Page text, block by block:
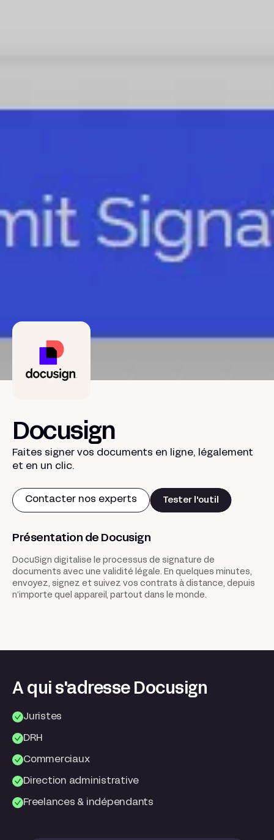
Docusign
Faites signer vos documents en ligne, légalement
et en un clic.
Contacter nos experts Tester l'outil
Présentation de Docusign
DocuSign digitalise le processus de signature de
documents avec une validité légale. En quelques minutes,
envoyez, signez et suivez vos contrats à distance, depuis
n’importe quel appareil, partout dans le monde.
A qui s'adresse Docusign
Juristes
DRH
Commerciaux
Direction administrative
Freelances & indépendants